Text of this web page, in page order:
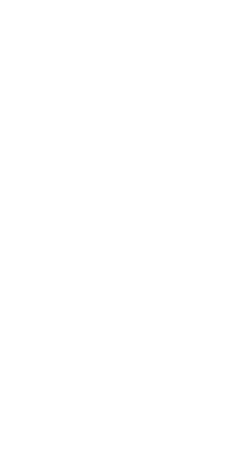
nie
O gustach